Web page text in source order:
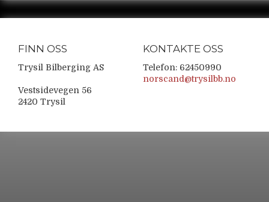
FINN OSS
Trysil Bilberging AS
Vestsidevegen 56
2420 Trysil
KONTAKTE OSS
Telefon: 62450990
norscand@trysilbb.no